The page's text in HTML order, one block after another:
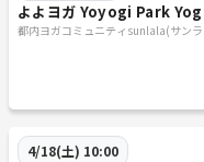
よよヨガ Yoyogi Park
都内ヨガコミュニティsunlala(サン
4/18(土) 10:00